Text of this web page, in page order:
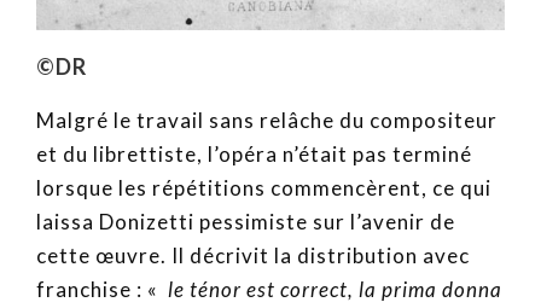
©DR
Malgré le travail sans relâche du compositeur
et du librettiste, l’opéra n’était pas terminé
lorsque les répétitions commencèrent, ce qui
laissa Donizetti pessimiste sur l’avenir de
cette œuvre. Il décrivit la distribution avec
franchise : « le ténor est correct, la prima donna